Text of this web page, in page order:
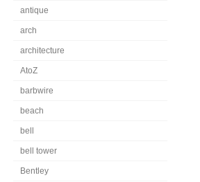
antique
arch
architecture
AtoZ
barbwire
beach
bell
bell tower
Bentley